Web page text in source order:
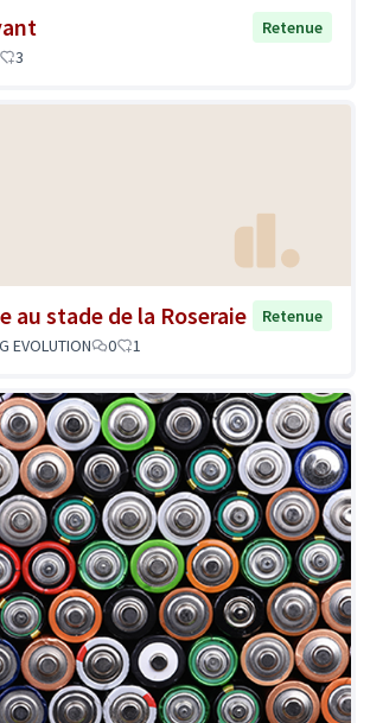
Retenue
3
au stade de la Roseraie
Retenue
EVOLUTION
0 1